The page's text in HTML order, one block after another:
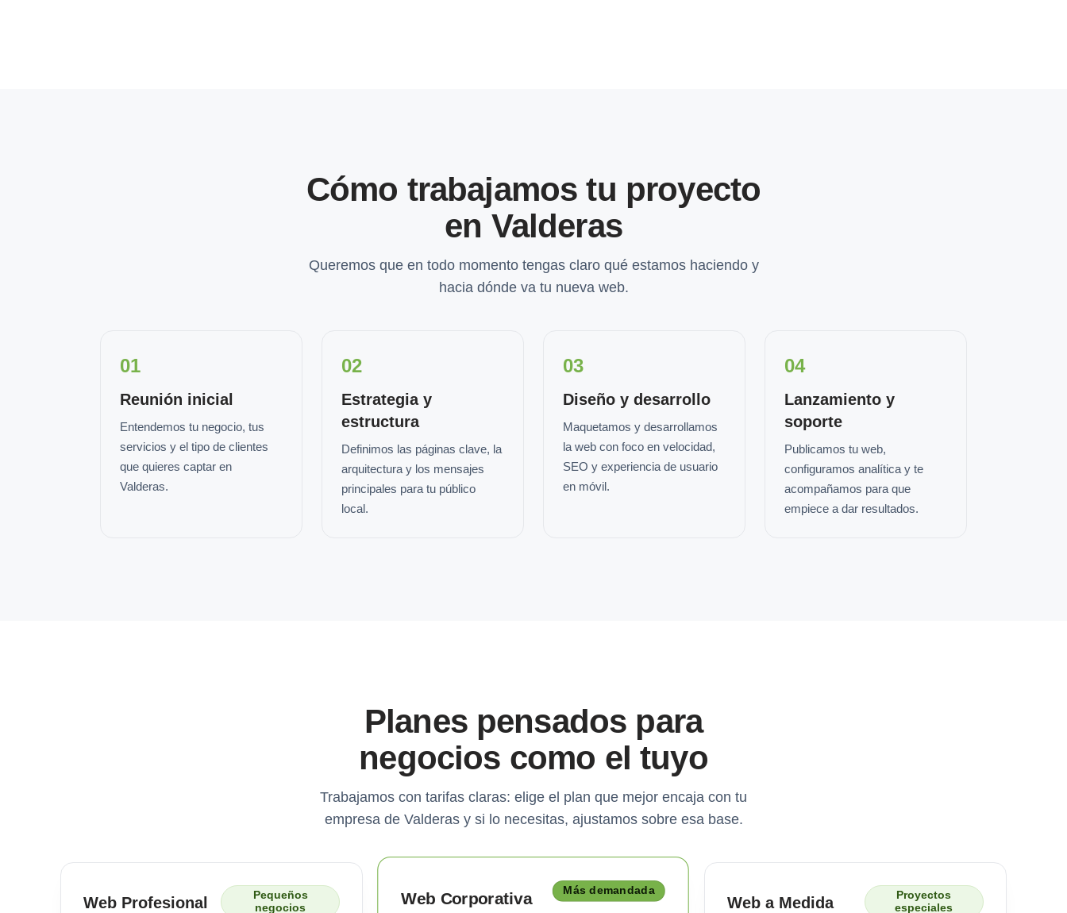
Cómo trabajamos tu proyecto
en Valderas
Queremos que en todo momento tengas claro qué estamos haciendo y
hacia dónde va tu nueva web.
01
Reunión inicial
Entendemos tu negocio, tus
servicios y el tipo de clientes
que quieres captar en
Valderas.
02
Estrategia y
estructura
Definimos las páginas clave, la
arquitectura y los mensajes
principales para tu público
local.
03
Diseño y desarrollo
Maquetamos y desarrollamos
la web con foco en velocidad,
SEO y experiencia de usuario
en móvil.
04
Lanzamiento y
soporte
Publicamos tu web,
configuramos analítica y te
acompañamos para que
empiece a dar resultados.
Planes pensados para
negocios como el tuyo
Trabajamos con tarifas claras: elige el plan que mejor encaja con tu
empresa de Valderas y si lo necesitas, ajustamos sobre esa base.
Web Profesional
Pequeños
negocios
Web Corporativa Más demandada
Web a Medida
Proyectos
especiales